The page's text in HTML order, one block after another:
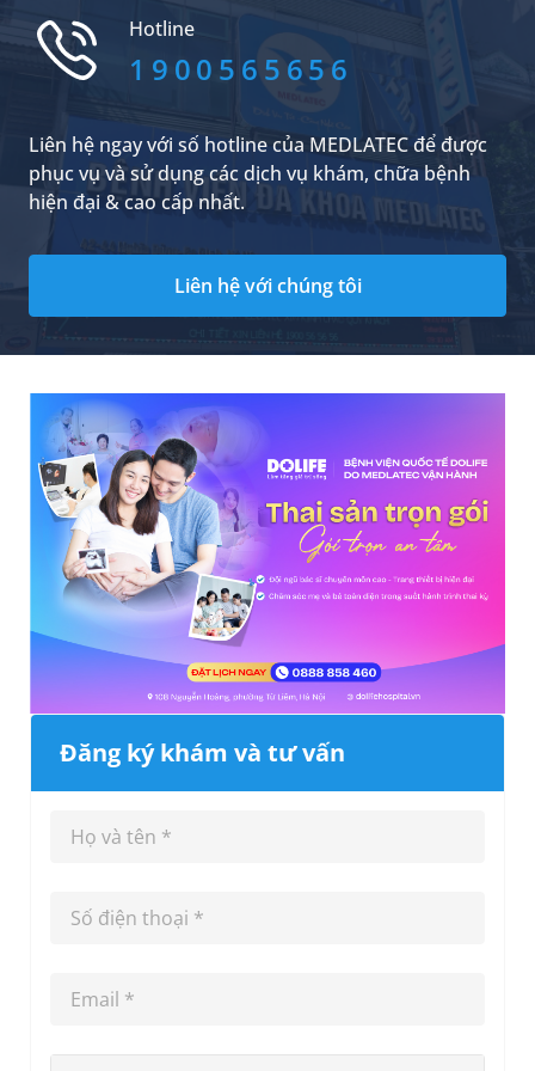
đoán và điều trị đúng thời điểm, tình trạng rách
đứt gân chi dưới có thể gây hạn chế vận động,
teo cơ và ảnh hưởng lâu dài đến khả năng đi lại
Hotline
1900565656
Liên hệ ngay với số hotline của MEDLATEC để được
phục vụ và sử dụng các dịch vụ khám, chữa bệnh
hiện đại & cao cấp nhất.
Liên hệ với chúng tôi
Đăng ký khám và tư vấn